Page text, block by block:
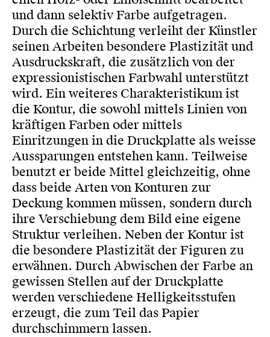
und dann selektiv Farbe aufgetragen.
Durch die Schichtung verleiht der Künstler
seinen Arbeiten besondere Plastizität und
Ausdruckskraft, die zusätzlich von der
expressionistischen Farbwahl unterstützt
wird. Ein weiteres Charakteristikum ist
die Kontur, die sowohl mittels Linien von
kräftigen Farben oder mittels
Einritzungen in die Druckplatte als weisse
Aussparungen entstehen kann. Teilweise
benutzt er beide Mittel gleichzeitig, ohne
dass beide Arten von Konturen zur
Deckung kommen müssen, sondern durch
ihre Verschiebung dem Bild eine eigene
Struktur verleihen. Neben der Kontur ist
die besondere Plastizität der Figuren zu
erwähnen. Durch Abwischen der Farbe an
gewissen Stellen auf der Druckplatte
werden verschiedene Helligkeitsstufen
erzeugt, die zum Teil das Papier
durchschimmern lassen.